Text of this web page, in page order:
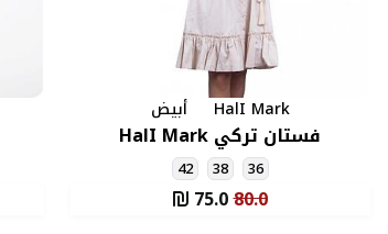
HalI Mark أبيض
فستان تركي HalI Mark
36
38
42
80.0
75.0